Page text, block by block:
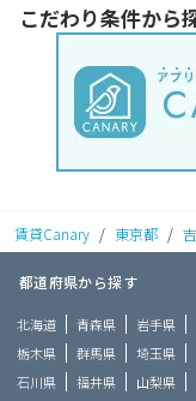
こだわり条件から
賃貸Canary / 東京都 /
都道府県から探す
北海道 青森県 岩手県
栃木県
群馬県 埼玉県
石川県
福井県 山梨県